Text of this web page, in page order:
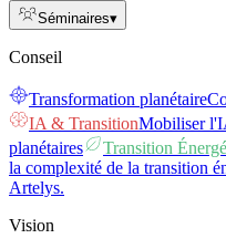
Séminaires▾
Conseil
Transformation planétaire
IA & TransitionMobiliser
planétaires
Transition
la complexité de la transition
Artelys.
Vision